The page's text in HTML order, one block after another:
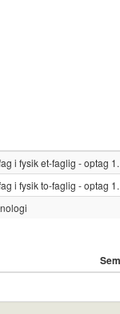
i fysik et-faglig - optag
i fysik to-faglig - optag